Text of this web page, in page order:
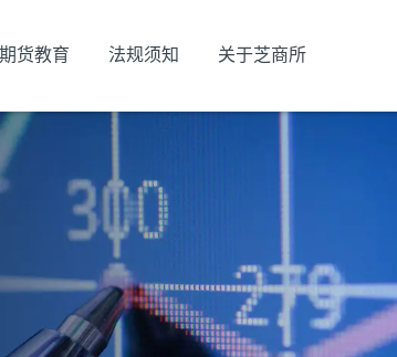
期货教育 法规须知 关于芝商所